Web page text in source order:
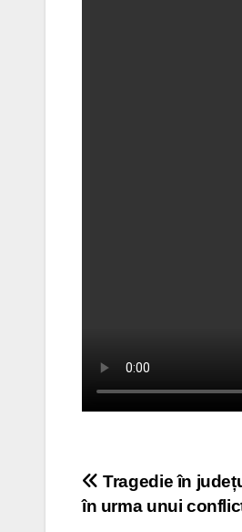
Post
Tragedie în
în urma unui